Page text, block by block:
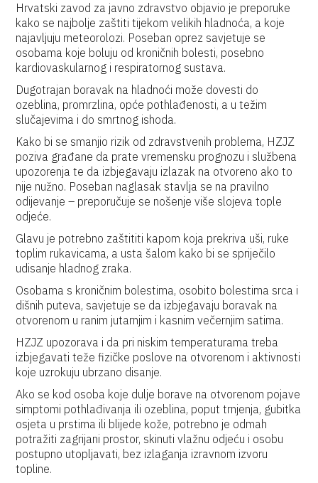
Hrvatski zavod za javno zdravstvo objavio je preporuke
kako se najbolje zaštiti tijekom velikih hladnoća, a koje
najavljuju meteorolozi. Poseban oprez savjetuje se
osobama koje boluju od kroničnih bolesti, posebno
kardiovaskularnog i respiratornog sustava.
Dugotrajan boravak na hladnoći može dovesti do
ozeblina, promrzlina, opće pothlađenosti, a u težim
slučajevima i do smrtnog ishoda.
Kako bi se smanjio rizik od zdravstvenih problema, HZJZ
poziva građane da prate vremensku prognozu i službena
upozorenja te da izbjegavaju izlazak na otvoreno ako to
nije nužno. Poseban naglasak stavlja se na pravilno
odijevanje – preporučuje se nošenje više slojeva tople
odjeće.
Glavu je potrebno zaštititi kapom koja prekriva uši, ruke
toplim rukavicama, a usta šalom kako bi se spriječilo
udisanje hladnog zraka.
Osobama s kroničnim bolestima, osobito bolestima srca i
dišnih puteva, savjetuje se da izbjegavaju boravak na
otvorenom u ranim jutarnjim i kasnim večernjim satima.
HZJZ upozorava i da pri niskim temperaturama treba
izbjegavati teže fizičke poslove na otvorenom i aktivnosti
koje uzrokuju ubrzano disanje.
Ako se kod osoba koje dulje borave na otvorenom pojave
simptomi pothlađivanja ili ozeblina, poput trnjenja, gubitka
osjeta u prstima ili blijede kože, potrebno je odmah
potražiti zagrijani prostor, skinuti vlažnu odjeću i osobu
postupno utopljavati, bez izlaganja izravnom izvoru
topline.